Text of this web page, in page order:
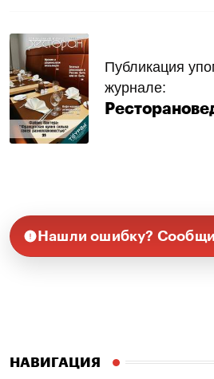
Публикация
журнале:
Нашли ошибку?
НАВИГАЦИЯ